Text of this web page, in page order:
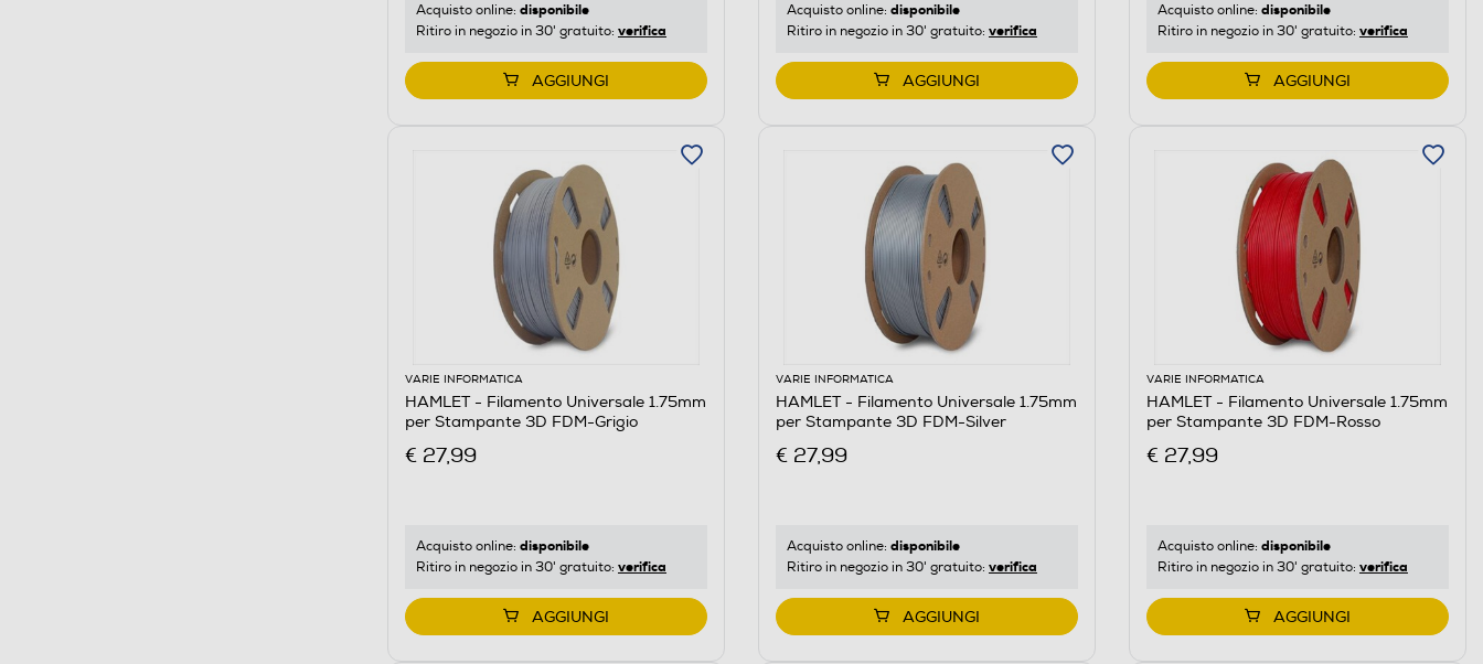
Acquisto online: disponibile
Ritiro in negozio in 30' gratuito: verifica
AGGIUNGI
Acquisto online: disponibile
Ritiro in negozio in 30' gratuito: verifica
AGGIUNGI
Acquisto online: disponibile
Ritiro in negozio in 30' gratuito: verifica
AGGIUNGI
VARIE INFORMATICA
HAMLET - Filamento Universale 1.75mm
per Stampante 3D FDM-Grigio
€ 27,99
Acquisto online: disponibile
Ritiro in negozio in 30' gratuito: verifica
AGGIUNGI
VARIE INFORMATICA
HAMLET - Filamento Universale 1.75mm
per Stampante 3D FDM-Silver
€ 27,99
Acquisto online: disponibile
Ritiro in negozio in 30' gratuito: verifica
AGGIUNGI
VARIE INFORMATICA
HAMLET - Filamento Universale 1.75mm
per Stampante 3D FDM-Rosso
€ 27,99
Acquisto online: disponibile
Ritiro in negozio in 30' gratuito: verifica
AGGIUNGI